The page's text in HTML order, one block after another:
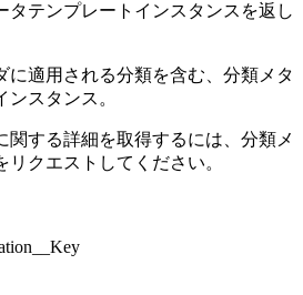
タテンプレートインスタンスを返し
に適用される分類を含む、分類メタ
スタンス。
関する詳細を取得するには、分類メ
クエストしてください。